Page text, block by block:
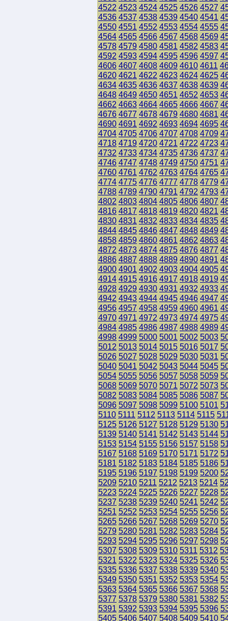
4522 4523 4524 4525 4526 4527
4536 4537 4538 4539 4540 4541
4550 4551 4552 4553 4554 4555
4564 4565 4566 4567 4568 4569
4578 4579 4580 4581 4582 4583
4592 4593 4594 4595 4596 4597
4606 4607 4608 4609 4610 4611
4620 4621 4622 4623 4624 4625
4634 4635 4636 4637 4638 4639
4648 4649 4650 4651 4652 4653
4662 4663 4664 4665 4666 4667
4676 4677 4678 4679 4680 4681
4690 4691 4692 4693 4694 4695
4704 4705 4706 4707 4708 4709
4718 4719 4720 4721 4722 4723
4732 4733 4734 4735 4736 4737
4746 4747 4748 4749 4750 4751
4760 4761 4762 4763 4764 4765
4774 4775 4776 4777 4778 4779
4788 4789 4790 4791 4792 4793
4802 4803 4804 4805 4806 4807
4816 4817 4818 4819 4820 4821
4830 4831 4832 4833 4834 4835
4844 4845 4846 4847 4848 4849
4858 4859 4860 4861 4862 4863
4872 4873 4874 4875 4876 4877
4886 4887 4888 4889 4890 4891
4900 4901 4902 4903 4904 4905
4914 4915 4916 4917 4918 4919
4928 4929 4930 4931 4932 4933
4942 4943 4944 4945 4946 4947
4956 4957 4958 4959 4960 4961
4970 4971 4972 4973 4974 4975
4984 4985 4986 4987 4988 4989
4998 4999 5000 5001 5002 5003
5012 5013 5014 5015 5016 5017
5026 5027 5028 5029 5030 5031
5040 5041 5042 5043 5044 5045
5054 5055 5056 5057 5058 5059
5068 5069 5070 5071 5072 5073
5082 5083 5084 5085 5086 5087
5096 5097 5098 5099 5100 5101
5110 5111 5112 5113 5114 5115
5125 5126 5127 5128 5129 5130
5139 5140 5141 5142 5143 5144
5153 5154 5155 5156 5157 5158
5167 5168 5169 5170 5171 5172
5181 5182 5183 5184 5185 5186
5195 5196 5197 5198 5199 5200
5209 5210 5211 5212 5213 5214
5223 5224 5225 5226 5227 5228
5237 5238 5239 5240 5241 5242
5251 5252 5253 5254 5255 5256
5265 5266 5267 5268 5269 5270
5279 5280 5281 5282 5283 5284
5293 5294 5295 5296 5297 5298
5307 5308 5309 5310 5311 5312
5321 5322 5323 5324 5325 5326
5335 5336 5337 5338 5339 5340
5349 5350 5351 5352 5353 5354
5363 5364 5365 5366 5367 5368
5377 5378 5379 5380 5381 5382
5391 5392 5393 5394 5395 5396
5405 5406 5407 5408 5409 5410